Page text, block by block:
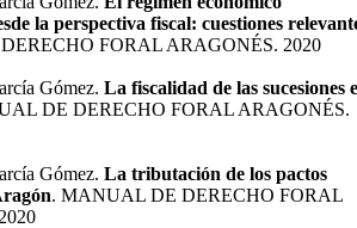
la perspectiva fiscal: cuestiones
FORAL ARAGONÉS. 2020
Gómez. La fiscalidad de las sucesiones
DE DERECHO FORAL ARAGONÉS.
Gómez. La tributación de los pactos
. MANUAL DE DERECHO FORAL